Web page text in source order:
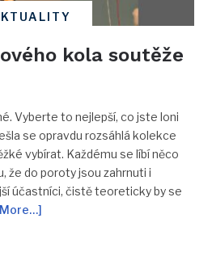
kola soutěže
Vyberte to nejlepší, co jste loni
se opravdu rozsáhlá kolekce
vybírat. Každému se líbí něco
že do poroty jsou zahrnuti i
účastníci, čistě teoreticky by se